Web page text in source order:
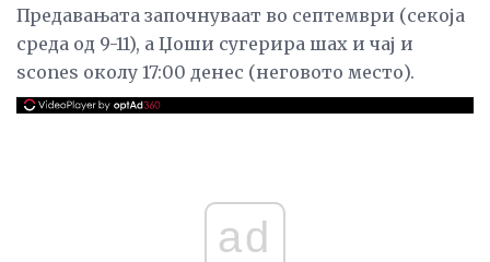
Предавањата започнуваат во септември (секоја
среда од 9-11), а Џоши сугерира шах и чај и
scones околу 17:00 денес (неговото место).
ad